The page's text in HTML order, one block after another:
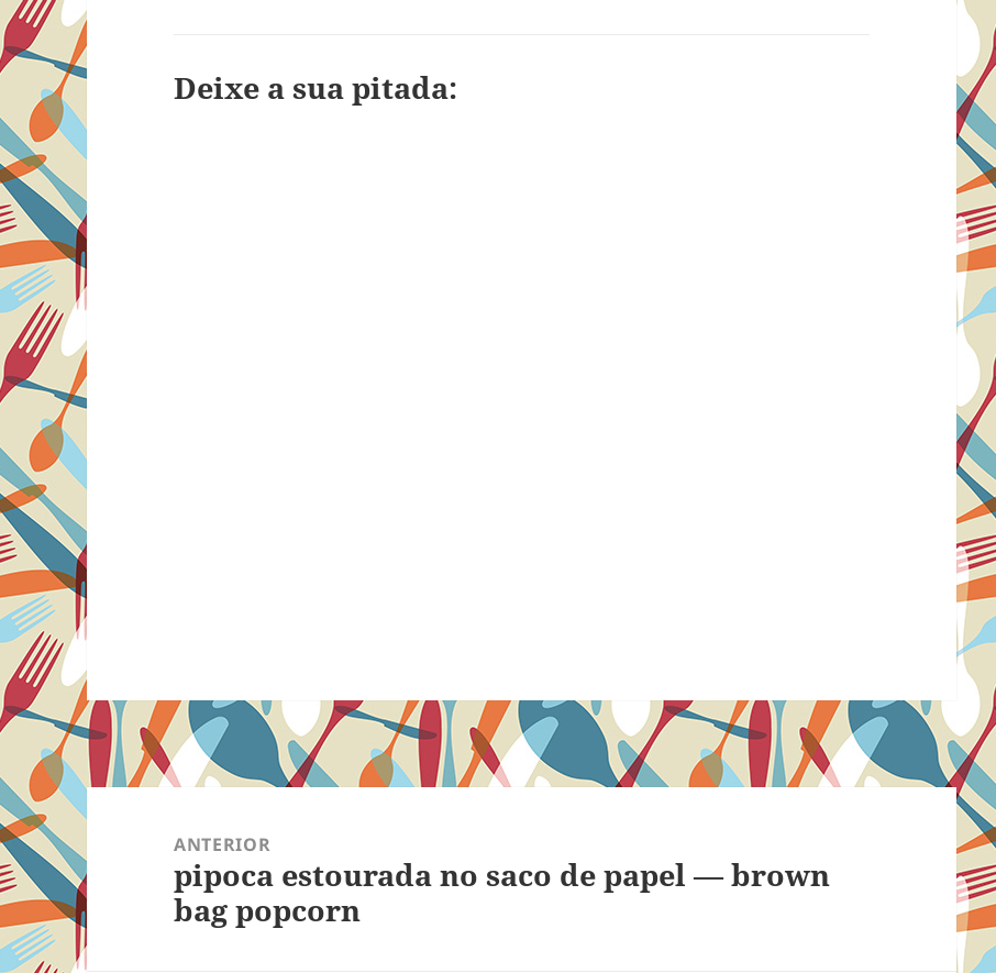
Deixe a sua pitada:
Post
ANTERIOR
Post
anterior:
pipoca estourada no saco de papel — brown
bag popcorn